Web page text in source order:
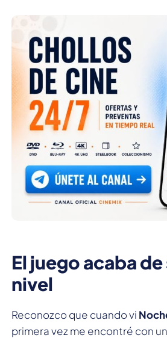
El juego acaba
nivel
Reconozco que cuando vi
primera vez me encontré con